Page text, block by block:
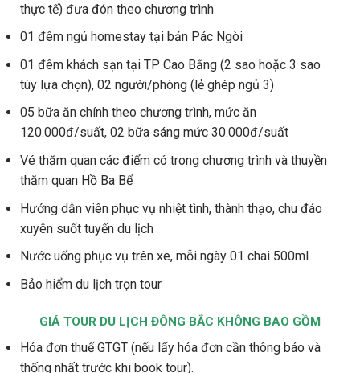
thực tế) đưa đón theo chương trình
01 đêm ngủ homestay tại bản Pác Ngòi
01 đêm khách sạn tại TP Cao Bằng (2 sao hoặc 3 sao
tùy lựa chọn), 02 người/phòng (lẻ ghép ngủ 3)
05 bữa ăn chính theo chương trình, mức ăn
120.000đ/suất, 02 bữa sáng mức 30.000đ/suất
Vé thăm quan các điểm có trong chương trình và thuyền
thăm quan Hồ Ba Bể
Hướng dẫn viên phục vụ nhiệt tình, thành thạo, chu đáo
xuyên suốt tuyến du lịch
Nước uống phục vụ trên xe, mỗi ngày 01 chai 500ml
Bảo hiểm du lịch trọn tour
GIÁ TOUR DU LỊCH ĐÔNG BẮC KHÔNG BAO GỒM
Hóa đơn thuế GTGT (nếu lấy hóa đơn cần thông báo và
thống nhất trước khi book tour).